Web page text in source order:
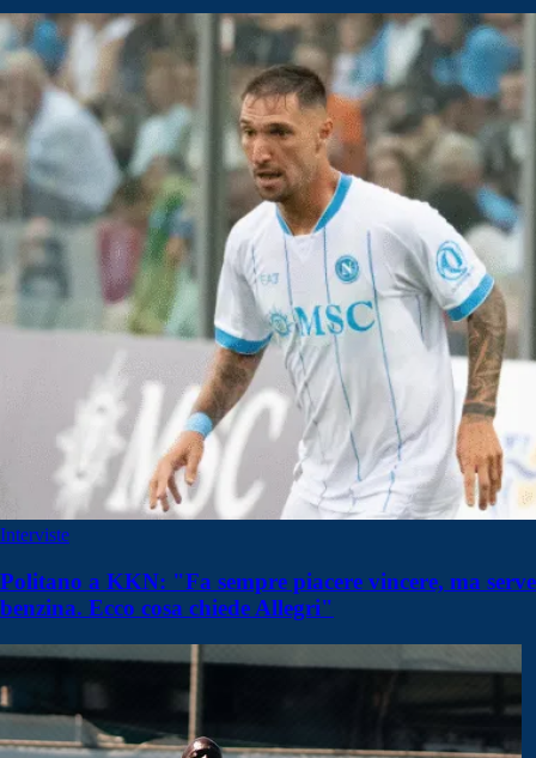
Interviste
Politano a KKN: "Fa sempre piacere vincere, ma serve
benzina. Ecco cosa chiede Allegri"